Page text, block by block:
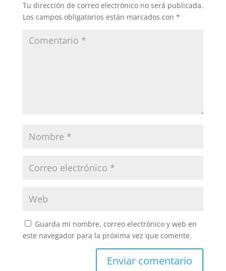
Tu dirección de correo electrónico no será publicada.
Los campos obligatorios están marcados con *
Guarda mi nombre, correo electrónico y web en
este navegador para la próxima vez que comente.